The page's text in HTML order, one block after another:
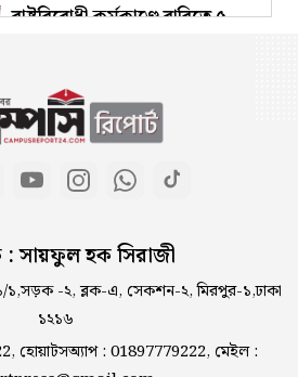
রাষ্ট্রবিরোধী কর্মকাণ্ডে রাবিতে ৫
কুবি বিএনসিসির উদ্যোগে পরিচ্ছন্নতা
অভিযান ও ডেঙ্গু প্রতিরোধ কর্মসূচি
হলে ৫ দফা নির্দেশনা
রাষ্ট্রবিরোধী কার্যকলাপে জবির ৬৮
শিক্ষক : তদন্ত কমিটি
সায়ফুল হক সিরাজী
১,সড়ক -২, ব্লক-এ, সেকশন-২, মিরপুর-১,ঢাকা
১২১৬
হোয়াটসঅ্যাপ : 01897779222, মেইল :